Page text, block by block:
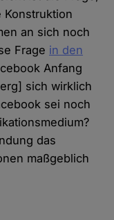
an sich noch
Frage in den
Anfang
sich wirklich
sei noch
das
maßgeblich